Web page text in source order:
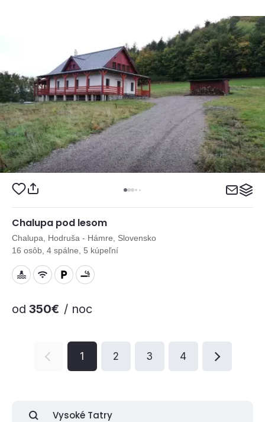
Chalupa pod lesom
Chalupa, Hodruša - Hámre, Slovensko
16 osôb, 4 spálne, 5 kúpeľní
od 350€ / noc
1 2 3 4
Vysoké Tatry